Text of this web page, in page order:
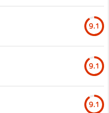
9.1
9.1
9.1